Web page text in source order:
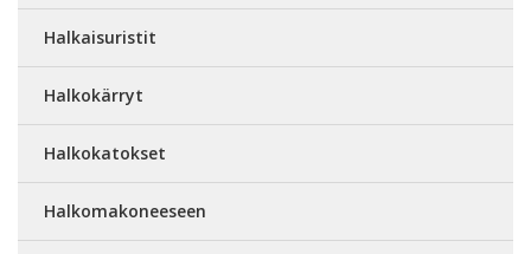
Halkaisuristit
Halkokärryt
Halkokatokset
Halkomakoneeseen